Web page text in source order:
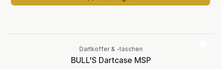
Dartkoffer & -taschen
BULL'S Dartcase MSP